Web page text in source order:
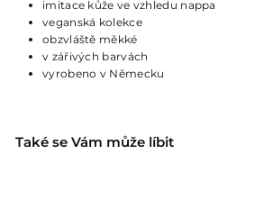
imitace kůže ve vzhledu nappa
veganská kolekce
obzvláště měkké
v zářivých barvách
vyrobeno v Německu
Také se Vám může líbit